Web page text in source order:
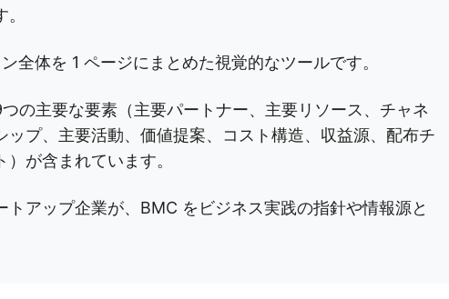
全体を 1 ページにまとめた視覚的なツールです。
の主要な要素（主要パートナー、主要リソース、チャネ
ップ、主要活動、価値提案、コスト構造、収益源、配布チ
が含まれています。
トアップ企業が、BMC をビジネス実践の指針や情報源と